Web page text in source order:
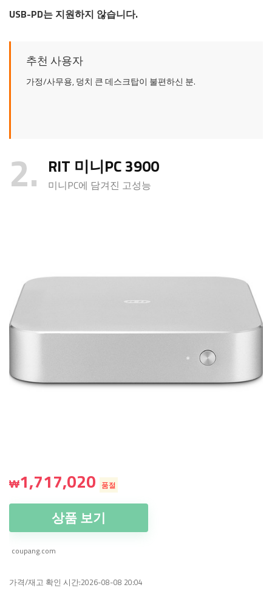
USB-PD는 지원하지 않습니다.
추천 사용자
가정/사무용, 덩치 큰 데스크탑이 불편하신 분.
2 RIT 미니PC 3900
미니PC에 담겨진 고성능
₩1,717,020 품절
상품 보기
coupang.com
가격/재고 확인 시간:2026-08-08 20:04